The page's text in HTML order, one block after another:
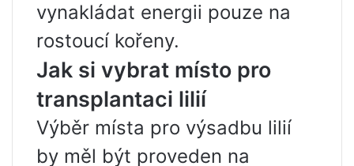
vynakládat energii pouze na
rostoucí kořeny.
Jak si vybrat místo pro
transplantaci lilií
Výběr místa pro výsadbu lilií
by měl být proveden na